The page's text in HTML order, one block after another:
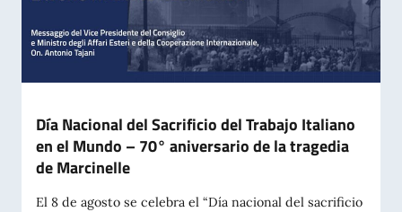
Día Nacional del Sacrificio del Trabajo Italiano
en el Mundo – 70° aniversario de la tragedia
de Marcinelle
El 8 de agosto se celebra el “Día nacional del sacrificio